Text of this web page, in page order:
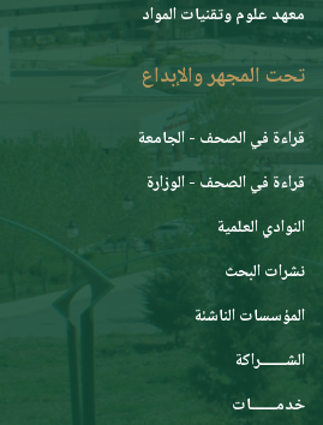
معهد علوم وتقنيات المواد
تحت المجهر والإبداع
قراءة في الصحف - الجامعة
قراءة في الصحف - الوزارة
النوادي العلمية
نشرات البحث
المؤسسات الناشئة
الشـــــــراكة
خدمـــــــات